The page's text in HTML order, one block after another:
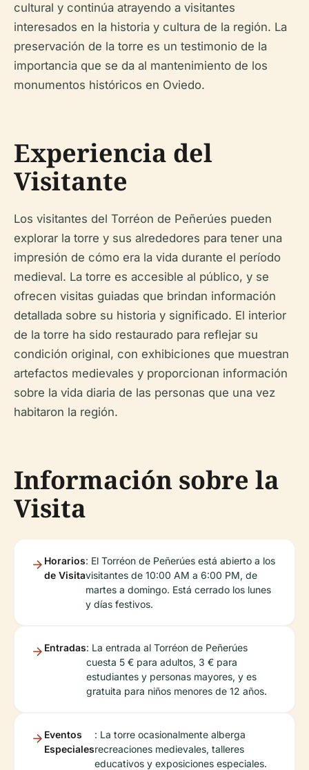
cultural y continúa atrayendo a visitantes
interesados en la historia y cultura de la región. La
preservación de la torre es un testimonio de la
importancia que se da al mantenimiento de los
monumentos históricos en Oviedo.
Experiencia del
Visitante
Los visitantes del Torréon de Peñerúes pueden
explorar la torre y sus alrededores para tener una
impresión de cómo era la vida durante el período
medieval. La torre es accesible al público, y se
ofrecen visitas guiadas que brindan información
detallada sobre su historia y significado. El interior
de la torre ha sido restaurado para reflejar su
condición original, con exhibiciones que muestran
artefactos medievales y proporcionan información
sobre la vida diaria de las personas que una vez
habitaron la región.
Información sobre la
Visita
Horarios
de Visita
: El Torréon de Peñerúes está abierto a los
visitantes de 10:00 AM a 6:00 PM, de
martes a domingo. Está cerrado los lunes
y días festivos.
Entradas: La entrada al Torréon de Peñerúes
cuesta 5 € para adultos, 3 € para
estudiantes y personas mayores, y es
gratuita para niños menores de 12 años.
Eventos
Especiales
: La torre ocasionalmente alberga
recreaciones medievales, talleres
educativos y exposiciones especiales.